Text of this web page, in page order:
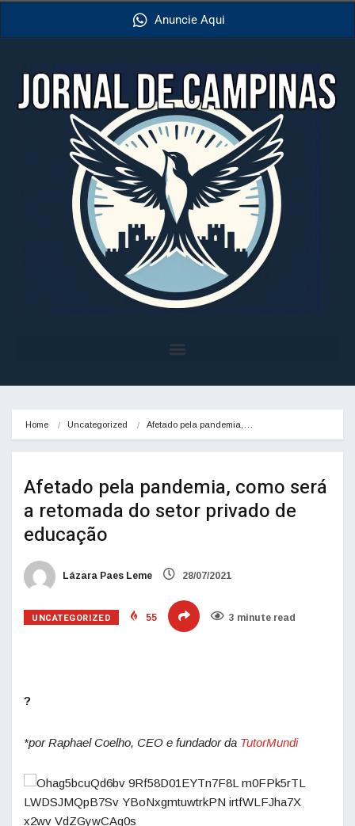
Anuncie Aqui
Home Uncategorized Afetado pela pandemia,…
Afetado pela pandemia, como será
a retomada do setor privado de
educação
Lázara Paes Leme 28/07/2021
UNCATEGORIZED 55 3 minute read
?
*por Raphael Coelho, CEO e fundador da TutorMundi